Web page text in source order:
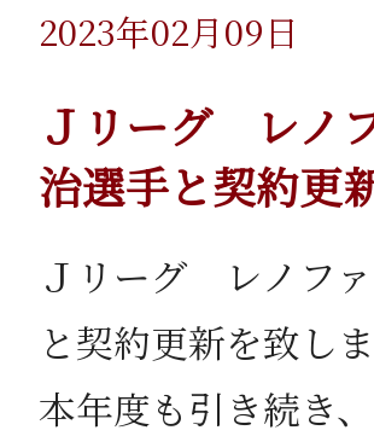
2023年02月09日
Ｊリーグ レノ
治選手と契約更
Ｊリーグ レノフ
と契約更新を致しま
本年度も引き続き